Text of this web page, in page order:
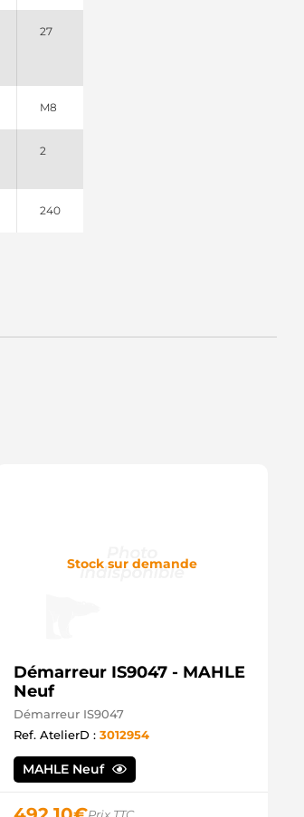
27
M8
2
240
Stock sur demande
Démarreur IS9047 - MAHLE
Neuf
Démarreur IS9047
Ref. AtelierD : 3012954
MAHLE Neuf